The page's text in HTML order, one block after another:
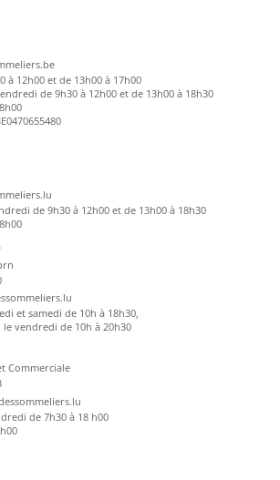
à 12h00 et de 13h00 à 17h00
de 9h30 à 12h00 et de 13h00 à 18h30
de 9h30 à 12h00 et de 13h00 à 18h30
et samedi de 10h à 18h30,
le vendredi de 10h à 20h30
Commerciale
de 7h30 à 18 h00